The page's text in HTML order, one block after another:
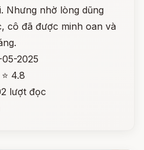
Nhưng nhờ lòng dũng
cô đã được minh oan và
05-2025
⭐ 4.8
lượt đọc